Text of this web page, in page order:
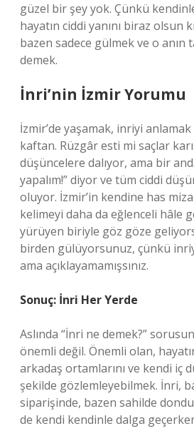
güzel bir şey yok. Çünkü
hayatın ciddi yanını biraz olsun
bazen sadece gülmek ve o anın
demek.
İnri’nin İzmir Yorumu
İzmir’de yaşamak, inriyi
kaftan. Rüzgâr esti mi saçlar
düşüncelere dalıyor, ama bir
yapalım!” diyor ve tüm ciddi
oluyor. İzmir’in kendine has
kelimeyi daha da eğlenceli hâle
yürüyen biriyle göz göze
birden gülüyorsunuz, çünkü
ama açıklayamamışsınız.
Sonuç: İnri Her Yerde
Aslında “İnri ne demek?”
önemli değil. Önemli olan,
arkadaş ortamlarını ve kendi iç
şekilde gözlemleyebilmek. İnri,
siparişinde, bazen sahilde
de kendi kendinle dalga